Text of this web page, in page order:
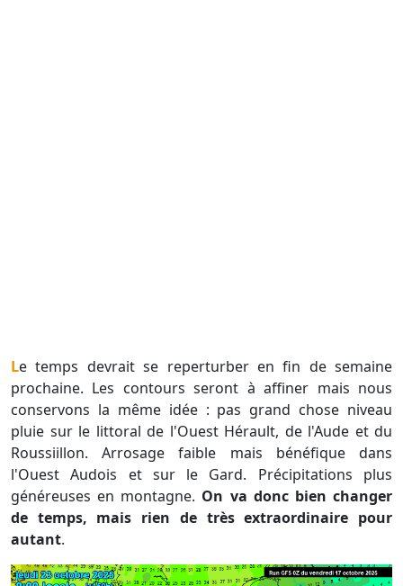
Le temps devrait se reperturber en fin de semaine
prochaine. Les contours seront à affiner mais nous
conservons la même idée : pas grand chose niveau
pluie sur le littoral de l'Ouest Hérault, de l'Aude et du
Roussiillon. Arrosage faible mais bénéfique dans
l'Ouest Audois et sur le Gard. Précipitations plus
généreuses en montagne. On va donc bien changer
de temps, mais rien de très extraordinaire pour
autant.